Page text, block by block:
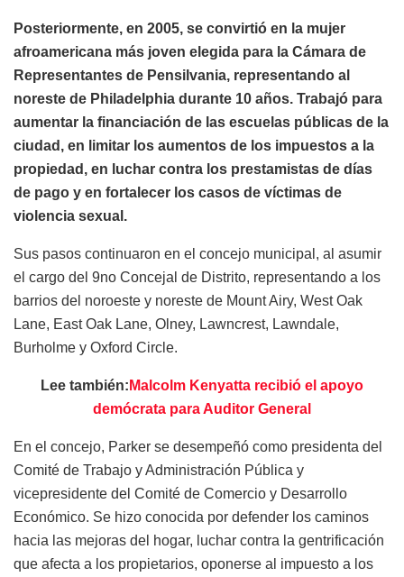
Posteriormente, en 2005, se convirtió en la mujer
afroamericana más joven elegida para la Cámara de
Representantes de Pensilvania, representando al
noreste de Philadelphia durante 10 años. Trabajó para
aumentar la financiación de las escuelas públicas de la
ciudad, en limitar los aumentos de los impuestos a la
propiedad, en luchar contra los prestamistas de días
de pago y en fortalecer los casos de víctimas de
violencia sexual.
Sus pasos continuaron en el concejo municipal, al asumir
el cargo del 9no Concejal de Distrito, representando a los
barrios del noroeste y noreste de Mount Airy, West Oak
Lane, East Oak Lane, Olney, Lawncrest, Lawndale,
Burholme y Oxford Circle.
Lee también: Malcolm Kenyatta recibió el apoyo
demócrata para Auditor General
En el concejo, Parker se desempeñó como presidenta del
Comité de Trabajo y Administración Pública y
vicepresidente del Comité de Comercio y Desarrollo
Económico. Se hizo conocida por defender los caminos
hacia las mejoras del hogar, luchar contra la gentrificación
que afecta a los propietarios, oponerse al impuesto a los